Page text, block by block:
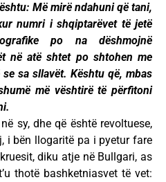
Më mirë ndahuni që tani,
numri i shqiptarëvet të jetë
po na dëshmojnë
në atë shtet po shtohen me
sa sllavët. Kështu që, mbas
më vështirë të përfitoni
sy, dhe që është revoltuese,
i bën llogaritë pa i pyetur fare
diku atje në Bullgari, as
thotë bashketniasvet të vet: